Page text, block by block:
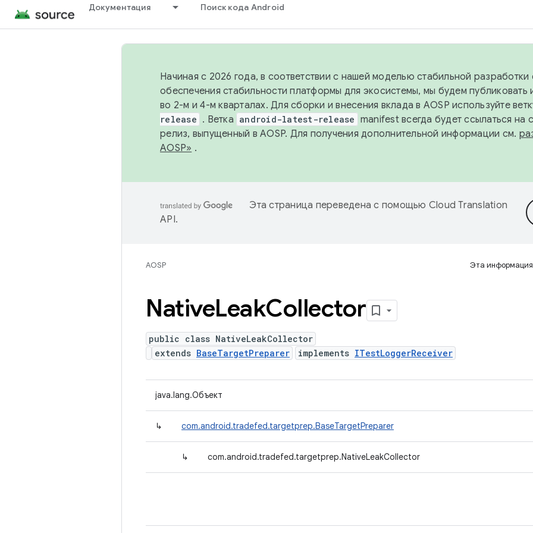
Документация Поиск кода Android
Начиная с 2026 года, в соответствии с нашей моделью стабильной разработки
обеспечения стабильности платформы для экосистемы, мы будем публиковать
во 2-м и 4-м кварталах. Для сборки и внесения вклада в AOSP используйте
release . Ветка android-latest-release manifest всегда будет ссылаться на
релиз, выпущенный в AOSP. Для получения дополнительной информации см.
AOSP» .
Эта страница переведена с помощью Cloud Translation
API.
AOSP Эта информация
NativeLeakCollector
public class NativeLeakCollector
extends BaseTargetPreparer implements ITestLoggerReceiver
java.lang.Объект
↳ com.android.tradefed.targetprep.BaseTargetPreparer
↳ com.android.tradefed.targetprep.NativeLeakCollector